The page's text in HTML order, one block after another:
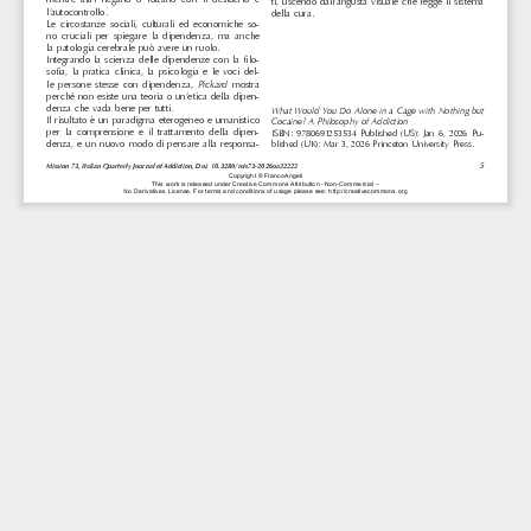
l’autocontrollo.
Le  circostanze  sociali,  culturali  ed  economiche  so-
no  cruciali  per  spiegare  la  dipendenza,  ma  anche
la patologia cerebrale può avere un ruolo.
Integrando  la  scienza  delle  dipendenze  con  la fi lo-
sofi
  a,  la  pratica  clinica,  la  psicologia  e  le  voci  del-
le  persone  stesse  con  dipendenza,
Pickard mostra
perché non esiste una teoria o un’etica della dipen-
denza che vada bene per tutti.
Il risultato è un paradigma eterogeneo e umanistico
per  la  comprensione  e  il  trattamento  della  dipen-
denza, e un nuovo modo di pensare alla responsa-
della cura.
What Would You Do Alone in a Cage with Nothing but
Cocaine? A Philosophy of Addiction
ISBN:  9780691253534  Published  (US):  Jan  6,  2026  Pu-
blished (UK): Mar 3, 2026 Princeton University Press.
Mission 73, Italian Quarterly Journal of Addiction, Doi: 10.3280/mis73-2026oa22222 5
Copyright © FrancoAngeli
This work is released under Creative Commons Attribution - Non-Commercial
No Derivatives License. For terms and conditions of usage please see: http://creativecommons.org